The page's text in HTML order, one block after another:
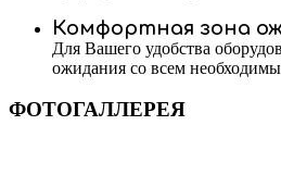
Комфортная зона
Для Вашего удобства
ожидания со всем
ФОТОГАЛЛЕРЕЯ